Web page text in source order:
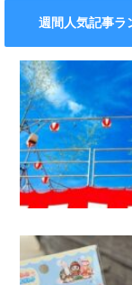
週間人気記事ラ